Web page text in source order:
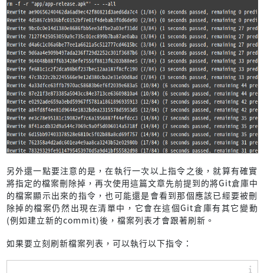
另外還一點要注意的是，在執行一次以上指令之後，就算有確實
將指定的檔案刪除掉，再次使用這篇文章先前提到的將Git倉庫中
的檔案顯示出來的指令，也可能還是會看到那個應該已經要被刪
除掉的檔案仍然出現在清單中，它會在這個Git倉庫有其它變動
(例如建立新的commit)後，檔案列表才會跟著刷新。
如果要立刻刷新檔案列表，可以執行以下指令：